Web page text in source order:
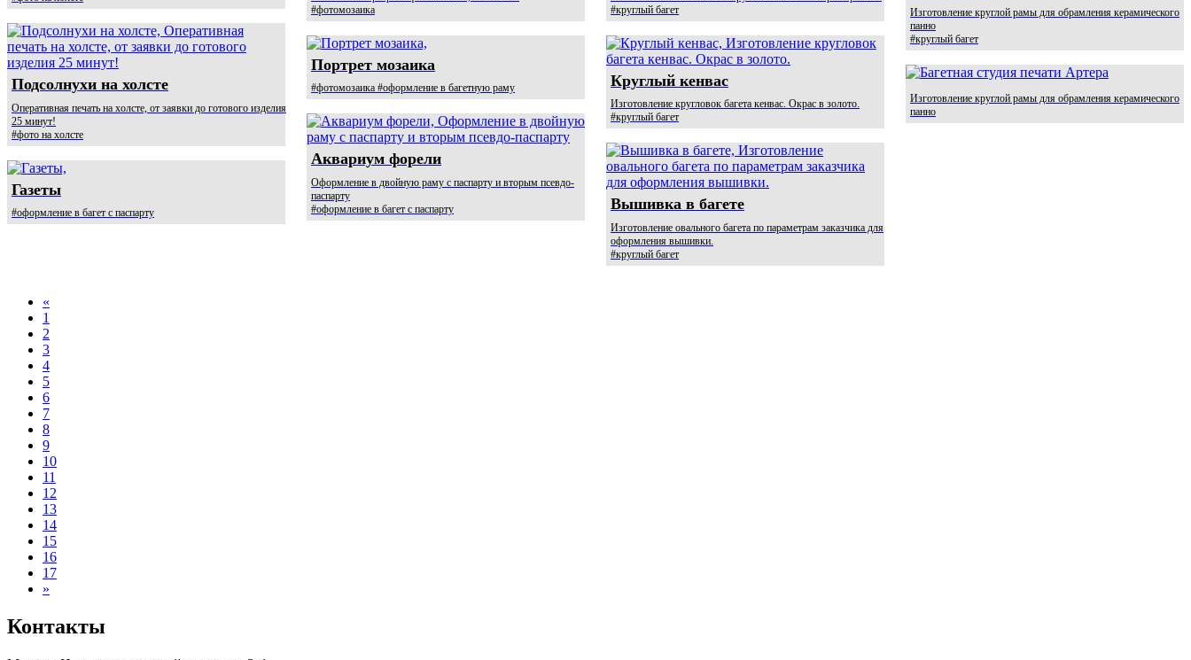
Подсолнухи на холсте
Оперативная печать на холсте, от заявки до готового изделия
25 минут!
#фото на холсте
Газеты
#оформление в багет с паспарту
#фотомозаика
Портрет мозаика
#фотомозаика #оформление в багетную раму
Аквариум форели
Оформление в двойную раму с паспарту и вторым псевдо-
паспарту
#оформление в багет с паспарту
#круглый багет
Круглый кенвас
Изготовление кругловок багета кенвас. Окрас в золото.
#круглый багет
Вышивка в багете
Изготовление овального багета по параметрам заказчика для
оформления вышивки.
#круглый багет
Изготовление круглой рамы для обрамления керамического
панно
#круглый багет
Изготовление круглой рамы для обрамления керамического
панно
«
1
2
3
4
5
6
7
8
9
10
11
12
13
14
15
16
17
»
Контакты